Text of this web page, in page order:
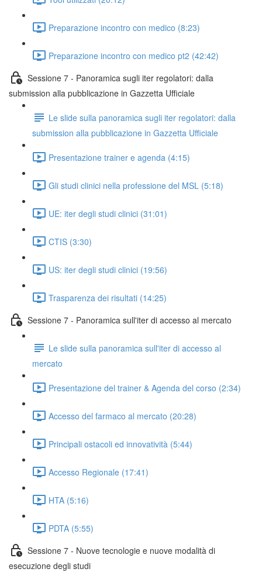
Preparazione incontro con medico (8:23)
Preparazione incontro con medico pt2 (42:42)
Sessione 7 - Panoramica sugli iter regolatori: dalla
submission alla pubblicazione in Gazzetta Ufficiale
Le slide sulla panoramica sugli iter regolatori: dalla
submission alla pubblicazione in Gazzetta Ufficiale
Presentazione trainer e agenda (4:15)
Gli studi clinici nella professione del MSL (5:18)
UE: iter degli studi clinici (31:01)
CTIS (3:30)
US: iter degli studi clinici (19:56)
Trasparenza dei risultati (14:25)
Sessione 7 - Panoramica sull'iter di accesso al mercato
Le slide sulla panoramica sull'iter di accesso al
mercato
Presentazione del trainer & Agenda del corso (2:34)
Accesso del farmaco al mercato (20:28)
Principali ostacoli ed innovatività (5:44)
Accesso Regionale (17:41)
HTA (5:16)
PDTA (5:55)
Sessione 7 - Nuove tecnologie e nuove modalità di
esecuzione degli studi